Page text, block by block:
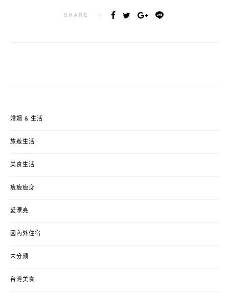
SHARE
婚姻 & 生活
旅遊生活
美食生活
瘦瘦瘦身
愛漂亮
國內外住宿
未分類
台灣美食